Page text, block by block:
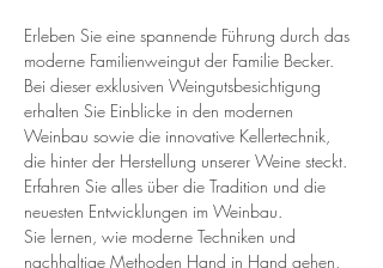
Erleben Sie eine spannende Führung durch das
moderne Familienweingut der Familie Becker.
Bei dieser exklusiven Weingutsbesichtigung
erhalten Sie Einblicke in den modernen
Weinbau sowie die innovative Kellertechnik,
die hinter der Herstellung unserer Weine steckt.
Erfahren Sie alles über die Tradition und die
neuesten Entwicklungen im Weinbau.
Sie lernen, wie moderne Techniken und
nachhaltige Methoden Hand in Hand gehen,